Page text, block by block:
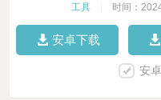
工具 时间：
安卓下载
安